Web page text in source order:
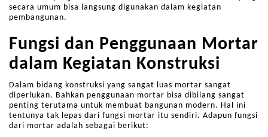
secara umum bisa langsung digunakan dalam kegiatan
pembangunan.
Fungsi dan Penggunaan Mortar
dalam Kegiatan Konstruksi
Dalam bidang konstruksi yang sangat luas mortar sangat
diperlukan. Bahkan penggunaan mortar bisa dibilang sangat
penting terutama untuk membuat bangunan modern. Hal ini
tentunya tak lepas dari fungsi mortar itu sendiri. Adapun fungsi
dari mortar adalah sebagai berikut: